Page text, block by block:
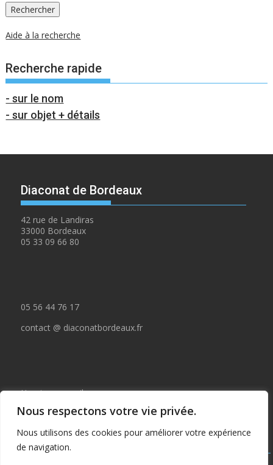
Nous respectons votre vie privée.
Nous utilisons des cookies pour améliorer votre expérience
de navigation.
Aide à la recherche
Recherche rapide
- sur le nom
- sur objet + détails
Diaconat de Bordeaux
42 rue de Landiras
33000 Bordeaux
05 33 09 66 80
05 56 44 76 17
contact @ diaconatbordeaux.fr
Horaires accueil :
du lundi au jeudi de 09:00 à 12:30
et de 14:00 à 17:00